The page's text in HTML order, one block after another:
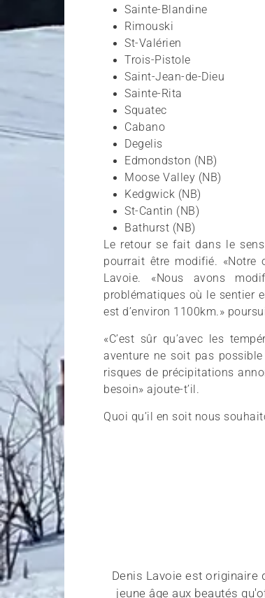
Sainte-Blandine
Rimouski
St-Valérien
Trois-Pistole
Saint-Jean-de-Dieu
Sainte-Rita
Squatec
Cabano
Degelis
Edmondston (NB)
Moose Valley (NB)
Kedgwick (NB)
St-Cantin (NB)
Bathurst (NB)
Le retour se fait dans le
pourrait être modifié.
Lavoie. «Nous avons
problématiques où le sentier
est d’environ 1100km.»
«C’est sûr qu’avec les
aventure ne soit pas
risques de précipitations
besoin» ajoute-t’il.
Quoi qu’il en soit nous
Denis Lavoie est originaire
jeune âge aux beautés